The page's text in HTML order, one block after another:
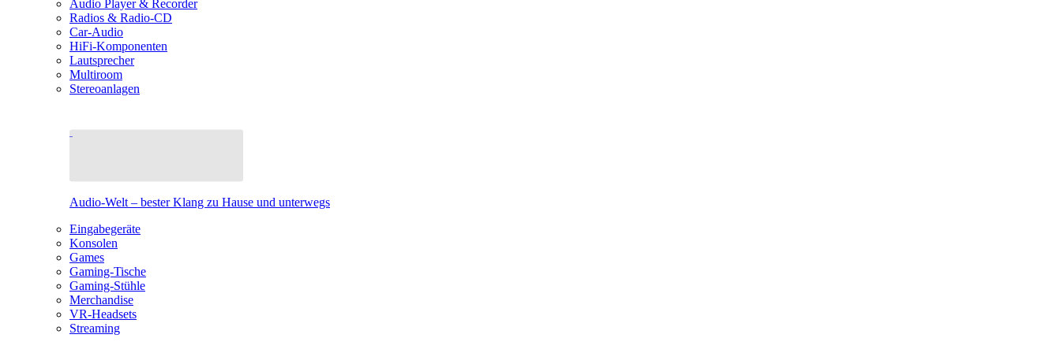
Audio Player & Recorder
Radios & Radio-CD
Car-Audio
HiFi-Komponenten
Lautsprecher
Multiroom
Stereoanlagen
Audio-Welt – bester Klang zu Hause und unterwegs
Eingabegeräte
Konsolen
Games
Gaming-Tische
Gaming-Stühle
Merchandise
VR-Headsets
Streaming